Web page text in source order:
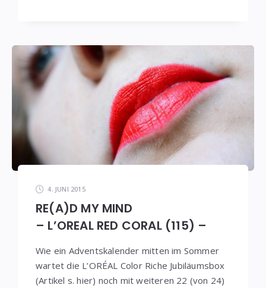
4. JUNI 2015
RE(A)D MY MIND
– L’OREAL RED CORAL (115) –
Wie ein Adventskalender mitten im Sommer
wartet die L’ORÉAL Color Riche Jubiläumsbox
(Artikel s. hier) noch mit weiteren 22 (von 24)